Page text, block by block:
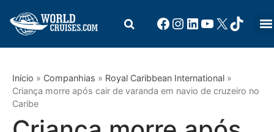
Início » Companhias » Royal Caribbean International »
Criança morre após cair de varanda em navio de cruzeiro no
Caribe